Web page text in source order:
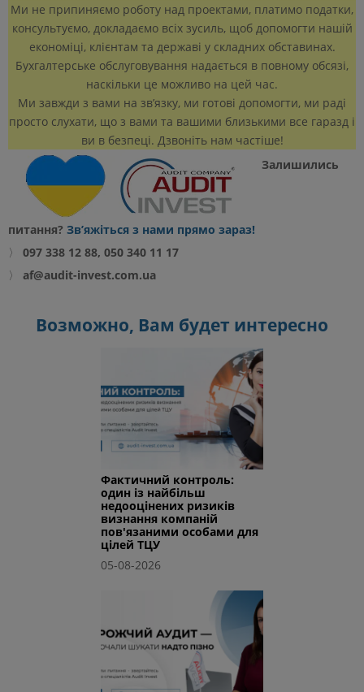
Ми не припиняємо роботу над проектами, платимо податки,
консультуємо, докладаємо всіх зусиль, щоб допомогти нашій
економіці, клієнтам та державі у складних обставинах.
Бухгалтерське обслуговування надається в повному обсязі,
наскільки це можливо на цей час.
Ми завжди з вами на зв’язку, ми готові допомогти, ми раді
просто слухати, що з вами та вашими близькими все гаразд і
ви в безпеці. Дзвоніть нам частіше!
Залишились
питання? Зв’яжіться з нами прямо зараз!
〉
097 338 12 88, 050 340 11 17
〉
af@audit-invest.com.ua
Возможно, Вам будет интересно
Фактичний контроль:
один із найбільш
недооцінених ризиків
визнання компаній
пов'язаними особами для
цілей ТЦУ
05-08-2026